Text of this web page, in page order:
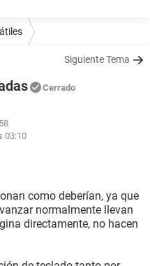
Siguiente Tema
Cerrado
03:10
como deberían, ya que
normalmente llevan
directamente, no hacen